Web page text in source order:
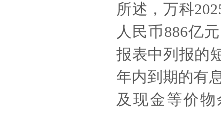
所述，万科
人民币886亿
报表中列报的
年内到期的有
及现金等价